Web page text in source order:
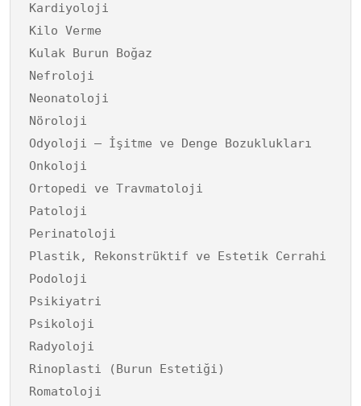
Kardiyoloji
Kilo Verme
Kulak Burun Boğaz
Nefroloji
Neonatoloji
Nöroloji
Odyoloji – İşitme ve Denge Bozuklukları
Onkoloji
Ortopedi ve Travmatoloji
Patoloji
Perinatoloji
Plastik, Rekonstrüktif ve Estetik Cerrahi
Podoloji
Psikiyatri
Psikoloji
Radyoloji
Rinoplasti (Burun Estetiği)
Romatoloji